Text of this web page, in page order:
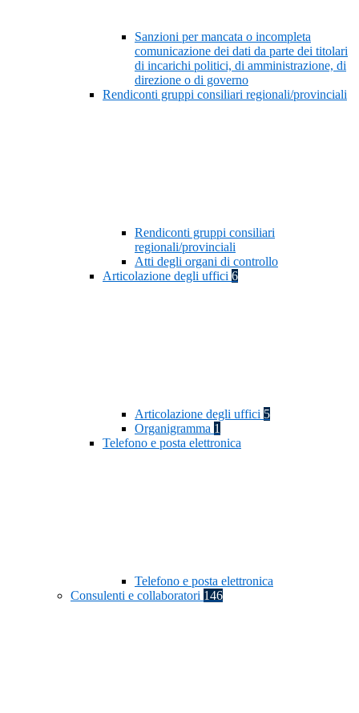
Sanzioni per mancata o incompleta
comunicazione dei dati da parte dei titolari
di incarichi politici, di amministrazione, di
direzione o di governo
Rendiconti gruppi consiliari regionali/provinciali
Rendiconti gruppi consiliari
regionali/provinciali
Atti degli organi di controllo
Articolazione degli uffici 6
Articolazione degli uffici 5
Organigramma 1
Telefono e posta elettronica
Telefono e posta elettronica
Consulenti e collaboratori 146